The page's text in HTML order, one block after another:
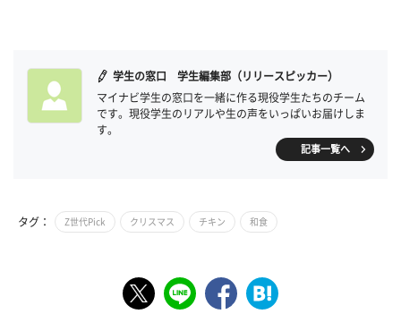
学生の窓口 学生編集部（リリースピッカー）
マイナビ学生の窓口を一緒に作る現役学生たちのチーム
です。現役学生のリアルや生の声をいっぱいお届けしま
す。
記事一覧へ
タグ： Z世代Pick クリスマス チキン 和食